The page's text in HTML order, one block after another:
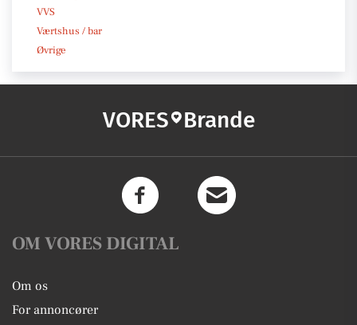
VVS
Værtshus / bar
Øvrige
VORES Brande
OM VORES DIGITAL
Om os
For annoncører